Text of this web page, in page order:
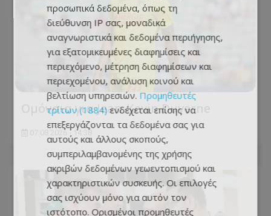
Ομόνοια για Jean-Kevin Duverne
07.08.2026 - 14:38
προσωπικά δεδομένα, όπως τη
διεύθυνση IP σας, μοναδικά
αναγνωριστικά και δεδομένα περιήγησης,
για εξατομικευμένες διαφημίσεις και
περιεχόμενο, μέτρηση διαφημίσεων και
περιεχομένου, ανάλυση κοινού και
βελτίωση υπηρεσιών. Προμηθευτές
τρίτων (1884) ενδέχεται επίσης να
επεξεργάζονται τα δεδομένα σας για
αυτούς και άλλους σκοπούς,
συμπεριλαμβανομένης της χρήσης
ακριβών δεδομένων γεωεντοπισμού και
χαρακτηριστικών συσκευής. Οι επιλογές
σας ισχύουν μόνο για αυτόν τον
ιστότοπο. Ορισμένοι προμηθευτές